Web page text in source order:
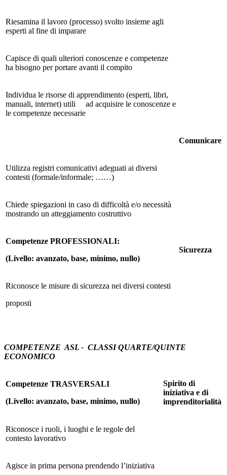
Riesamina il lavoro (processo) svolto insieme agli
esperti al fine di imparare
Capisce di quali ulteriori conoscenze e competenze
ha bisogno per portare avanti il compito
Individua le risorse di apprendimento (esperti, libri,
manuali, internet) utili ad acquisire le conoscenze e
le competenze necessarie
Comunicare
Utilizza registri comunicativi adeguati ai diversi
contesti (formale/informale; ……)
Chiede spiegazioni in caso di difficoltà e/o necessità
mostrando un atteggiamento costruttivo
Competenze PROFESSIONALI:
(Livello: avanzato, base, minimo, nullo)
Sicurezza
Riconosce le misure di sicurezza nei diversi contesti
proposti
COMPETENZE ASL - CLASSI QUARTE/QUINTE
ECONOMICO
Competenze TRASVERSALI
(Livello: avanzato, base, minimo, nullo)
Spirito di
iniziativa e di
imprenditorialità
Riconosce i ruoli, i luoghi e le regole del
contesto lavorativo
Agisce in prima persona prendendo l’iniziativa